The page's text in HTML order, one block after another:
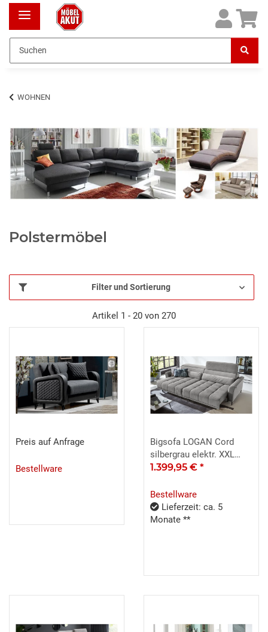
WOHNEN
Polstermöbel
Filter und Sortierung
Artikel 1 - 20 von 270
Preis auf Anfrage
Bestellware
Bigsofa LOGAN Cord
silbergrau elektr. XXL
Sitzvorzug 60cm
1.399,95 € *
Bestellware
Lieferzeit: ca. 5
Monate **